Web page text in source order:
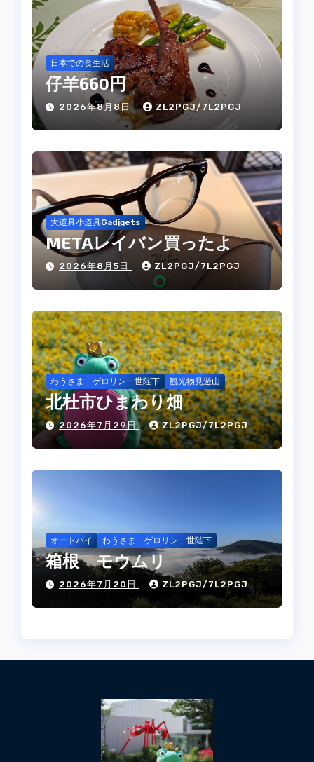
日本での食生活
仔羊660円
2026年8月8日 ZL2PGJ/7L2PGJ
大道具小道具Gadjgets
METAレイバン買ったよ
2026年8月5日 ZL2PGJ/7L2PGJ
わうさま ゲロリン一世陛下 観光物見遊山
北杜市ひまわり畑
2026年7月29日 ZL2PGJ/7L2PGJ
オートバイ わうさま ゲロリン一世陛下
箱根 モウムリ
2026年7月20日 ZL2PGJ/7L2PGJ